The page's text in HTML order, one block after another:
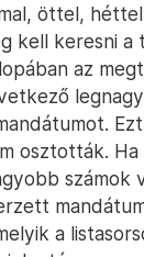
öttel,
kell keresni
az
osztották.
számok
a